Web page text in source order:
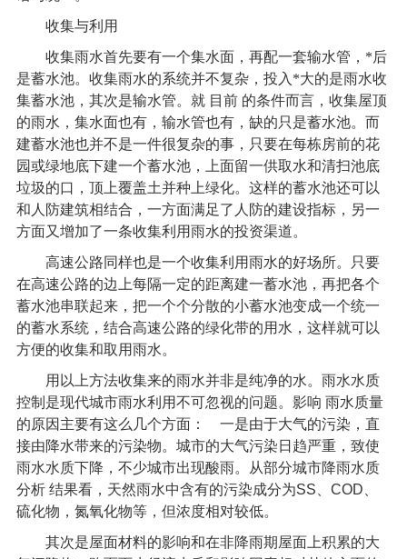
收集与利用
收集雨水首先要有一个集水面，再配一套输水管，*后
是蓄水池。收集雨水的系统并不复杂，投入*大的是雨水收
集蓄水池，其次是输水管。就 目前 的条件而言，收集屋顶
的雨水，集水面也有，输水管也有，缺的只是蓄水池。而
建蓄水池也并不是一件很复杂的事，只要在每栋房前的花
园或绿地底下建一个蓄水池，上面留一供取水和清扫池底
垃圾的口，顶上覆盖土并种上绿化。这样的蓄水池还可以
和人防建筑相结合，一方面满足了人防的建设指标，另一
方面又增加了一条收集利用雨水的投资渠道。
高速公路同样也是一个收集利用雨水的好场所。只要
在高速公路的边上每隔一定的距离建一蓄水池，再把各个
蓄水池串联起来，把一个个分散的小蓄水池变成一个统一
的蓄水系统，结合高速公路的绿化带的用水，这样就可以
方便的收集和取用雨水。
用以上方法收集来的雨水并非是纯净的水。雨水水质
控制是现代城市雨水利用不可忽视的问题。影响 雨水质量
的原因主要有这么几个方面： 一是由于大气的污染，直
接由降水带来的污染物。城市的大气污染日趋严重，致使
雨水水质下降，不少城市出现酸雨。从部分城市降雨水质
分析 结果看，天然雨水中含有的污染成分为SS COD
硫化物，氮氧化物等，但浓度相对较低。
其次是屋面材料的影响和在非降雨期屋面上积累的大